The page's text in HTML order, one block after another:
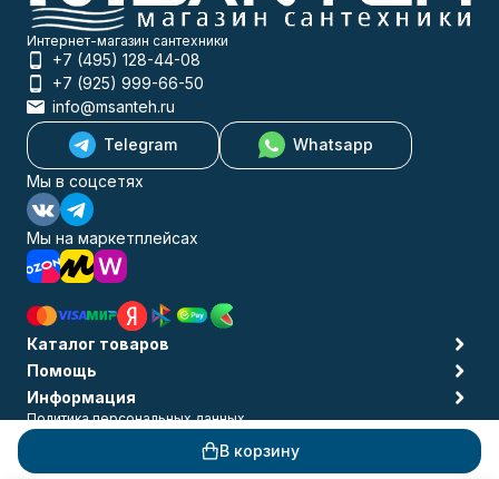
В корзину
Интернет-магазин сантехники
+7 (495) 128-44-08
+7 (925) 999-66-50
info@msanteh.ru
Telegram
Whatsapp
Мы в соцсетях
Мы на маркетплейсах
Каталог товаров
Помощь
Информация
Политика персональных данных
© 2009-2026 MSANTEH